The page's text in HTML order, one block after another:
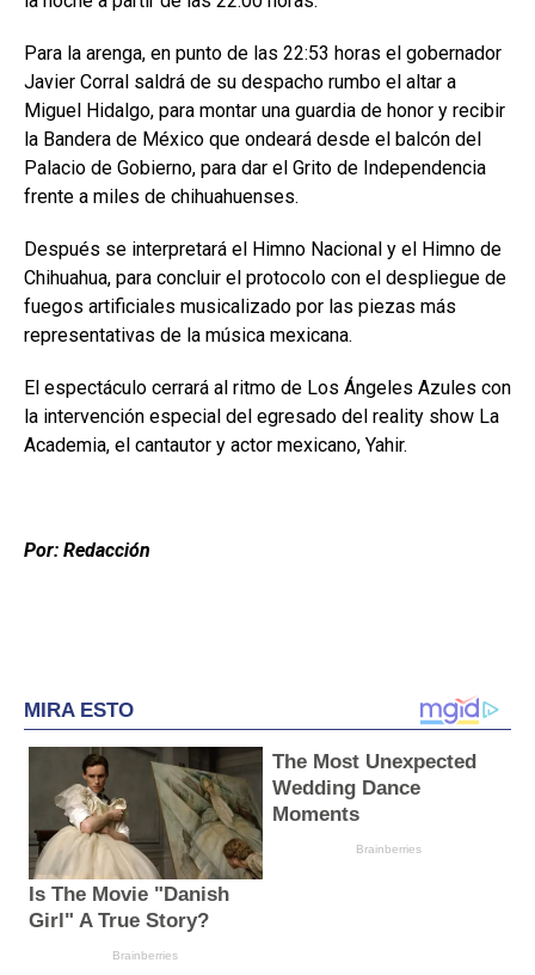
Para la arenga, en punto de las 22:53 horas el gobernador
Javier Corral saldrá de su despacho rumbo el altar a
Miguel Hidalgo, para montar una guardia de honor y recibir
la Bandera de México que ondeará desde el balcón del
Palacio de Gobierno, para dar el Grito de Independencia
frente a miles de chihuahuenses.
Después se interpretará el Himno Nacional y el Himno de
Chihuahua, para concluir el protocolo con el despliegue de
fuegos artificiales musicalizado por las piezas más
representativas de la música mexicana.
El espectáculo cerrará al ritmo de Los Ángeles Azules con
la intervención especial del egresado del reality show La
Academia, el cantautor y actor mexicano, Yahir.
Por: Redacción